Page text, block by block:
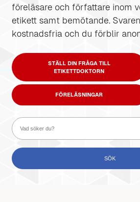
föreläsare och författare inom
etikett samt bemötande.
kostnadsfria och du förblir
STÄLL DIN FRÅGA TILL
ETIKETTDOKTORN
FÖRELÄSNINGAR